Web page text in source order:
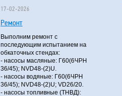
17-02-2026
Ремонт
Выполним ремонт с
последующим испытанием на
обкаточных стендах:
- насосы масляные: Г60(6ЧРН
36/45); NVD48-(2)U.
- насосы водяные: Г60(6ЧРН
36/45); NVD48-(2)U; VD26/20.
- насосы топливные (ТНВД):